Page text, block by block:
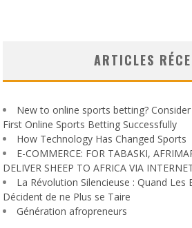
ARTICLES
New to online sports betting?
First Online Sports Betting Successfully
How Technology Has Changed Sports
E-COMMERCE: FOR TABASKI,
DELIVER SHEEP TO AFRICA VIA
La Révolution Silencieuse : Quand Les
Décident de ne Plus se Taire
Génération afropreneurs